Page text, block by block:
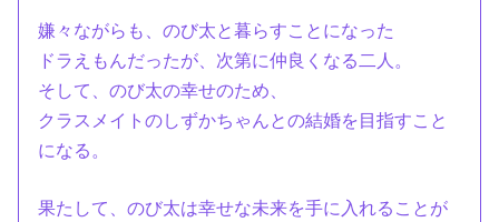
嫌々ながらも、のび太と暮らすことになった
ドラえもんだったが、次第に仲良くなる二人。
そして、のび太の幸せのため、
クラスメイトのしずかちゃんとの結婚を目指すこと
になる。
果たして、のび太は幸せな未来を手に入れることが